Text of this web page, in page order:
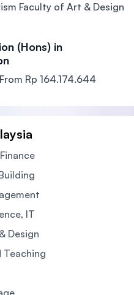
Faculty of Art & Design
(Hons) in
From Rp 164.174.644
IT
Design
Teaching